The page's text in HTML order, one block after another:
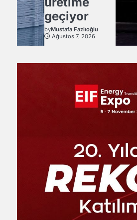
geçiyor
byMustafa Fazlıoğlu
Ağustos 7, 2026